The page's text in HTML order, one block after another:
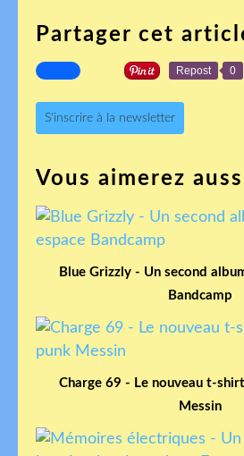
Partager cet
Repost 0
S'inscrire à la newsletter
Vous aimerez
Blue Grizzly - Un second
Bandcamp
Charge 69 - Le nouveau t-
Messin